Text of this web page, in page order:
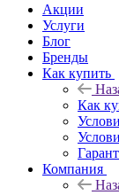
Акции
Услуги
Блог
Бренды
Как купить
Как
Компания